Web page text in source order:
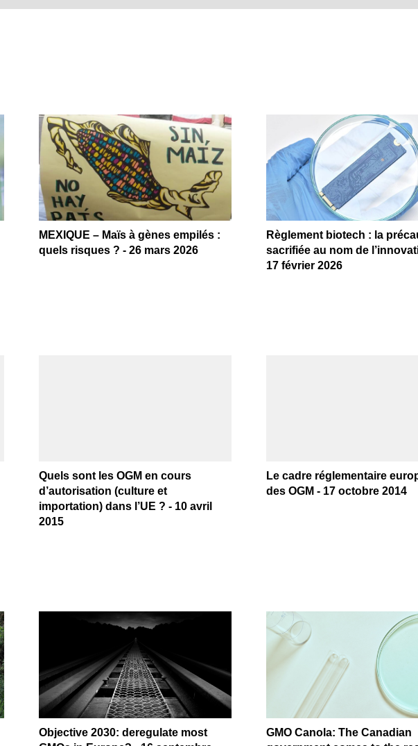
MEXIQUE – Maïs à gènes empilés :
quels risques ? - 26 mars 2026
Règlement biotech : la
sacrifiée au nom de
17 février 2026
Quels sont les OGM en cours
d’autorisation (culture et
importation) dans l’UE ? - 10 avril
2015
Le cadre réglementaire
des OGM - 17 octobre 2014
Objective 2030: deregulate most
GMO Canola: The Canadian